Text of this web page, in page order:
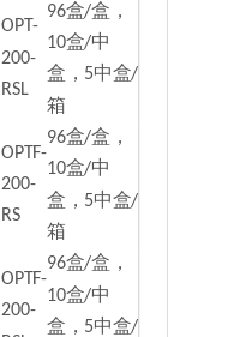
OPT-
200-
RSL
96盒/盒，
10盒/中
盒，5中盒/
箱
OPTF-
200-
RS
96盒/盒，
10盒/中
盒，5中盒/
箱
OPTF-
200-
96盒/盒，
10盒/中
盒，5中盒/